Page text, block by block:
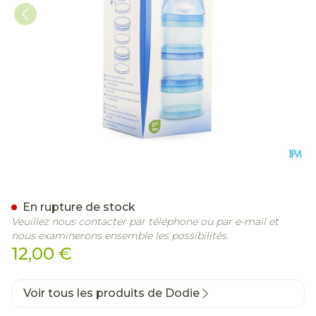
12,00 €
En rupture de stock
Veuillez nous contacter par téléphone ou par e-mail et
nous examinerons ensemble les possibilités.
Voir tous les produits de Dodie